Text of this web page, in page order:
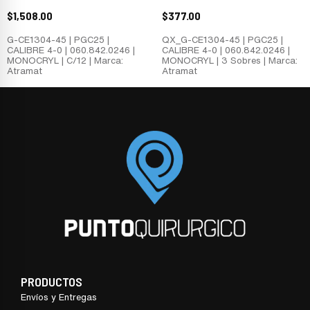
$1,508.00
G-CE1304-45 | PGC25 |
CALIBRE 4-0 | 060.842.0246 |
MONOCRYL | C/12 | Marca:
Atramat
$377.00
QX_G-CE1304-45 | PGC25 |
CALIBRE 4-0 | 060.842.0246 |
MONOCRYL | 3 Sobres | Marca:
Atramat
PRODUCTOS
Envíos y Entregas